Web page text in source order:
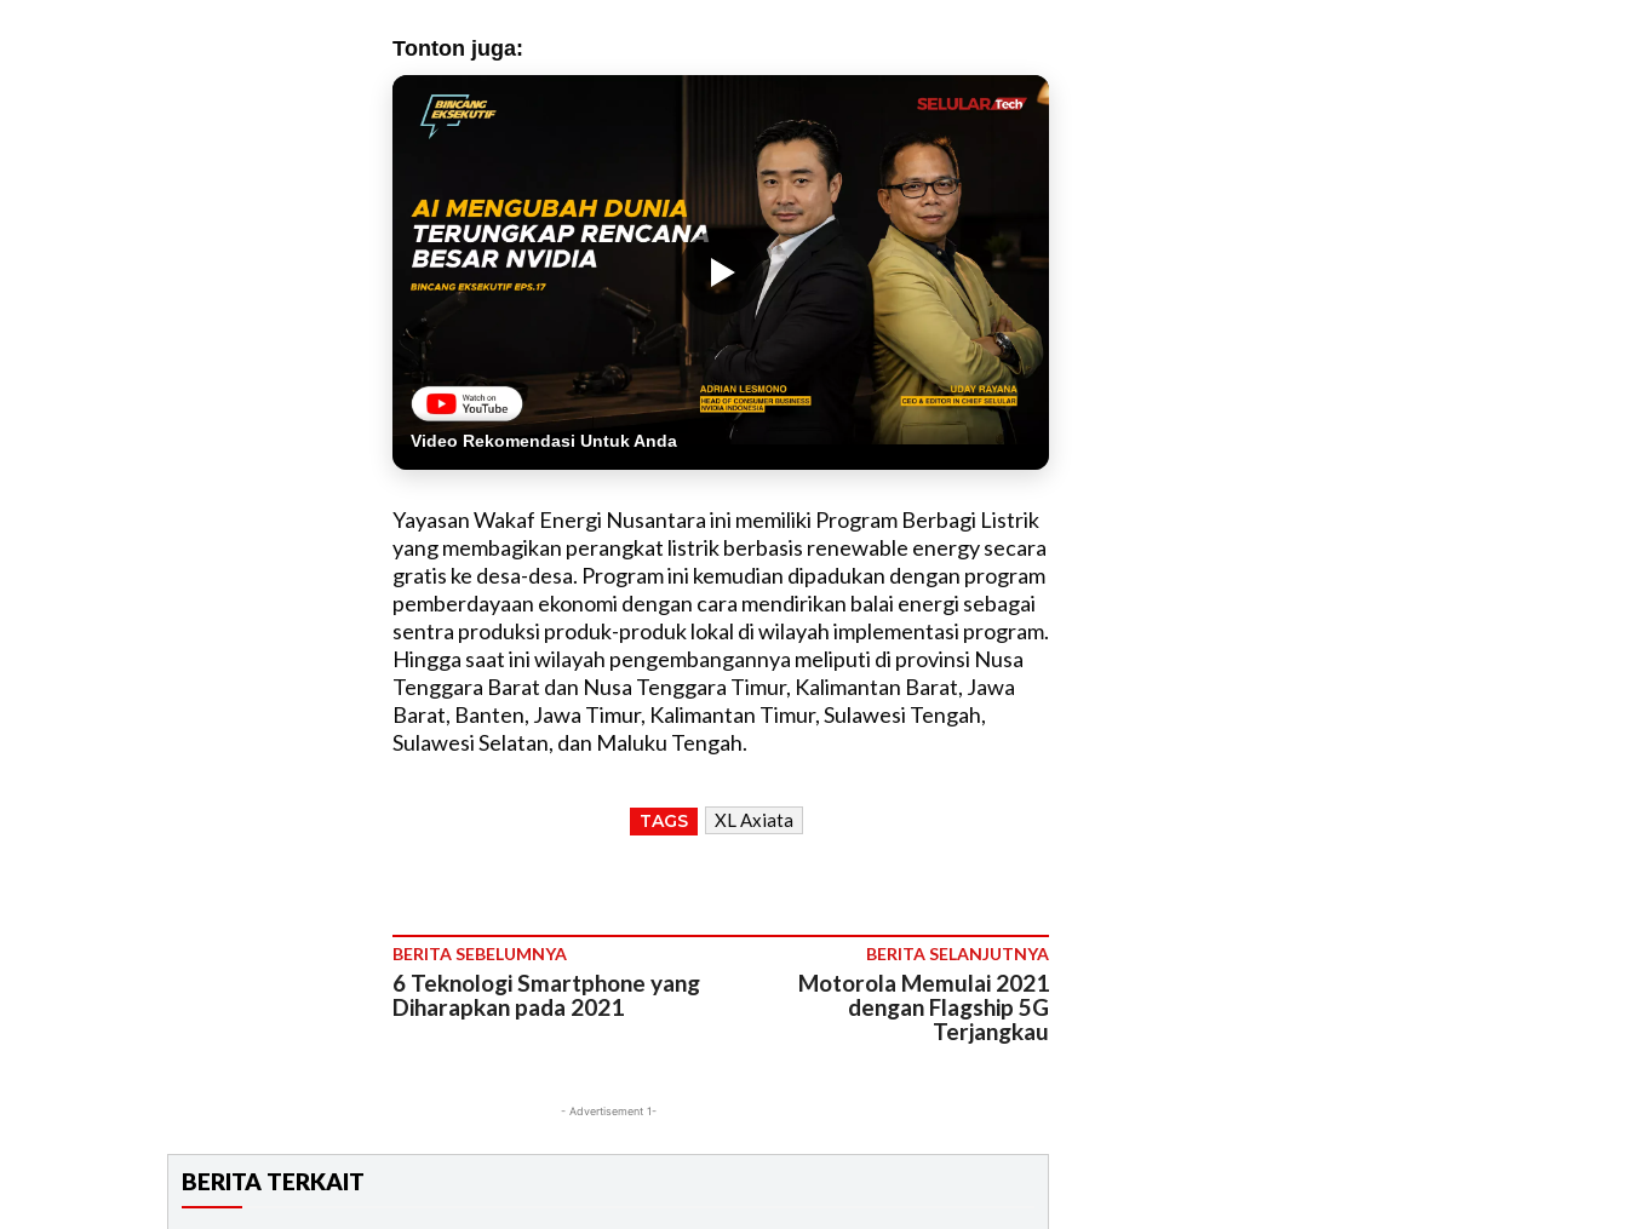
Tonton juga:
Video Rekomendasi Untuk Anda
Yayasan Wakaf Energi Nusantara ini memiliki Program Berbagi Listrik
yang membagikan perangkat listrik berbasis renewable energy secara
gratis ke desa-desa. Program ini kemudian dipadukan dengan program
pemberdayaan ekonomi dengan cara mendirikan balai energi sebagai
sentra produksi produk-produk lokal di wilayah implementasi program.
Hingga saat ini wilayah pengembangannya meliputi di provinsi Nusa
Tenggara Barat dan Nusa Tenggara Timur, Kalimantan Barat, Jawa
Barat, Banten, Jawa Timur, Kalimantan Timur, Sulawesi Tengah,
Sulawesi Selatan, dan Maluku Tengah.
TAGS XL Axiata
BERITA SEBELUMNYA
6 Teknologi Smartphone yang
Diharapkan pada 2021
BERITA SELANJUTNYA
Motorola Memulai 2021
dengan Flagship 5G
Terjangkau
- Advertisement 1-
BERITA TERKAIT